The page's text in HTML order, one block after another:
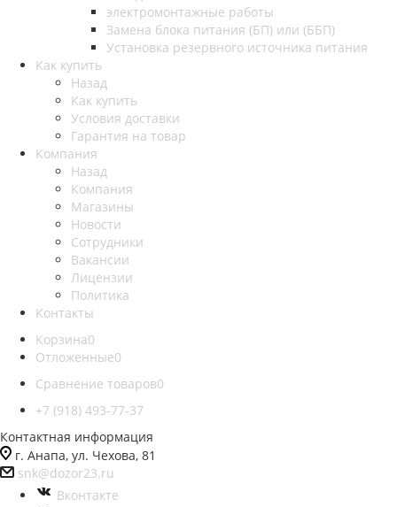
электромонтажные работы
Замена блока питания (БП) или (ББП)
Установка резервного источника питания
Как купить
Назад
Как купить
Условия доставки
Гарантия на товар
Компания
Назад
Компания
Магазины
Новости
Сотрудники
Вакансии
Лицензии
Политика
Контакты
Корзина0
Отложенные0
Сравнение товаров0
+7 (918) 493-77-37
Контактная информация
г. Анапа, ул. Чехова, 81
snk@dozor23.ru
Вконтакте